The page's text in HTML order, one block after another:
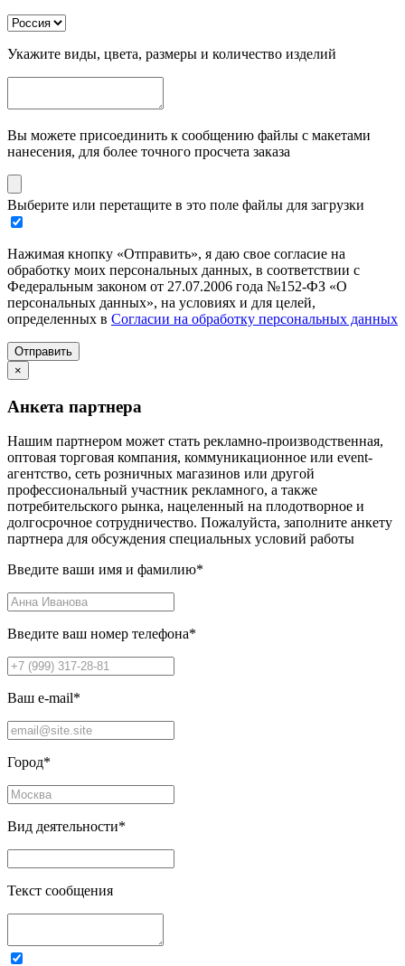
Укажите виды, цвета, размеры и количество изделий
Вы можете присоединить к сообщению файлы с макетами
нанесения, для более точного просчета заказа
Выберите или перетащите в это поле файлы для загрузки
Нажимая кнопку «Отправить», я даю свое согласие на
обработку моих персональных данных, в соответствии с
Федеральным законом от 27.07.2006 года №152-ФЗ «О
персональных данных», на условиях и для целей,
определенных в Согласии на обработку персональных данных
Отправить
×
Анкета партнера
Нашим партнером может стать рекламно-производственная,
оптовая торговая компания, коммуникационное или event-
агентство, сеть розничных магазинов или другой
профессиональный участник рекламного, а также
потребительского рынка, нацеленный на плодотворное и
долгосрочное сотрудничество. Пожалуйста, заполните анкету
партнера для обсуждения специальных условий работы
Введите ваши имя и фамилию*
Введите ваш номер телефона*
Ваш e-mail*
Город*
Вид деятельности*
Текст сообщения